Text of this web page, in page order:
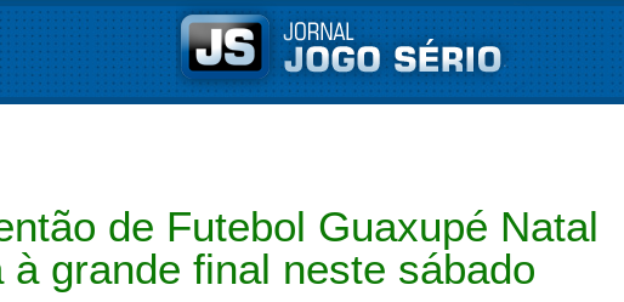
de Futebol Guaxupé Natal
grande final neste sábado